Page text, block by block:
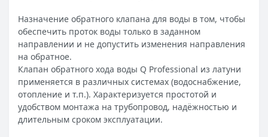
Назначение обратного клапана для воды в том, чтобы
обеспечить проток воды только в заданном
направлении и не допустить изменения направления
на обратное.
Клапан обратного хода воды Q Professional из латуни
применяется в различных системах (водоснабжение,
отопление и т.п.). Характеризуется простотой и
удобством монтажа на трубопровод, надёжностью и
длительным сроком эксплуатации.